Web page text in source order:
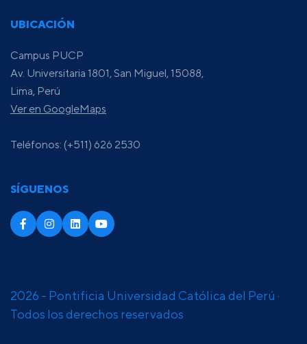
UBICACIÓN
Campus PUCP
Av. Universitaria 1801, San Miguel, 15088,
Lima, Perú
Ver en GoogleMaps
Teléfonos: (+511) 626 2530
SÍGUENOS
2026 - Pontificia Universidad Católica del Perú ·
Todos los derechos reservados